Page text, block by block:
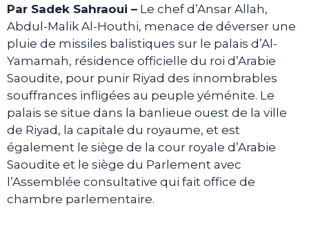
Par Sadek Sahraoui – Le chef d’Ansar Allah,
Abdul-Malik Al-Houthi, menace de déverser une
pluie de missiles balistiques sur le palais d’Al-
Yamamah, résidence officielle du roi d’Arabie
Saoudite, pour punir Riyad des innombrables
souffrances infligées au peuple yéménite. Le
palais se situe dans la banlieue ouest de la ville
de Riyad, la capitale du royaume, et est
également le siège de la cour royale d’Arabie
Saoudite et le siège du Parlement avec
l’Assemblée consultative qui fait office de
chambre parlementaire.